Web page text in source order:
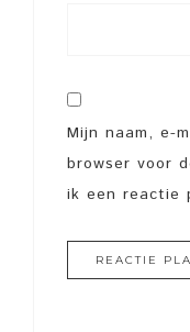
Mijn naam, e-
browser voor
ik een reactie